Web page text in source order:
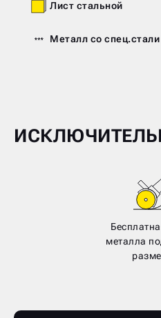
Лист стальной
Металл со спец.стали
металла